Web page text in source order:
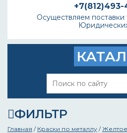
Осуществляем
ФИЛЬТР
Главная / Краски по металлу /